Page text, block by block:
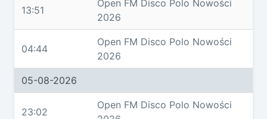
13:51
Open FM Disco Polo Nowości
2026
04:44
Open FM Disco Polo Nowości
2026
05-08-2026
23:02
Open FM Disco Polo Nowości